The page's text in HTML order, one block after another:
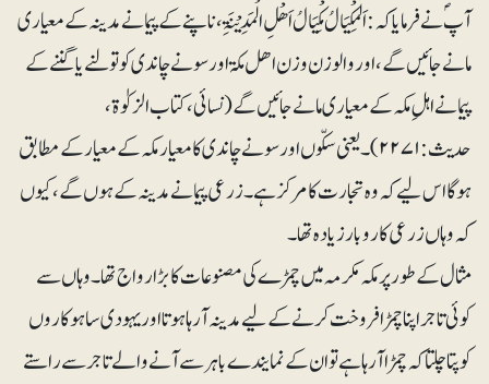
آپؐ نے فرمایا کہ: اَلْمِکْیَالُ مِکْیَالُ اَھْلِ الْمَدِیْنَۃِ ،ناپنے کے پیمانے مدینہ کے معیاری
مانے جائیں گے،اور والوزن وزن اھل مکۃ اور سونے چاندی کو تولنے یا گننے کے
پیمانے اہلِ مکہ کے معیاری مانے جائیں گے(نسائی، کتاب الزکوٰۃ،
حدیث: ۲۲۷۱)۔ یعنی سکّوں اور سونے چاندی کا معیار مکہ کے معیار کے مطابق
ہوگا اس لیے کہ وہ تجارت کا مرکز ہے۔ زرعی پیمانے مدینہ کے ہوں گے، کیوں
کہ وہاں زرعی کاروبار زیادہ تھا۔
مثال کے طور پر مکہ مکرمہ میں چمڑے کی مصنوعات کا بڑا رواج تھا۔ وہاں سے
کوئی تاجر اپنا چمڑا فروخت کرنے کے لیے مدینہ آرہا ہوتا اور یہودی ساہوکاروں
کو پتا چلتا کہ چمڑا آرہا ہے تو ان کے نمایندے باہر سے آنے والے تاجر سے راستے